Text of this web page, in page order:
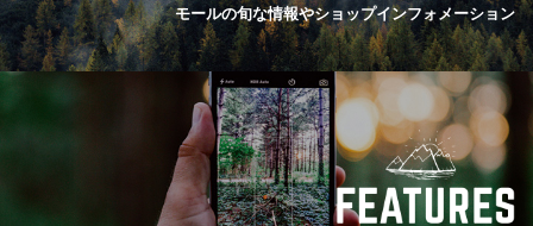
モールの旬な情報やショップインフォメーション